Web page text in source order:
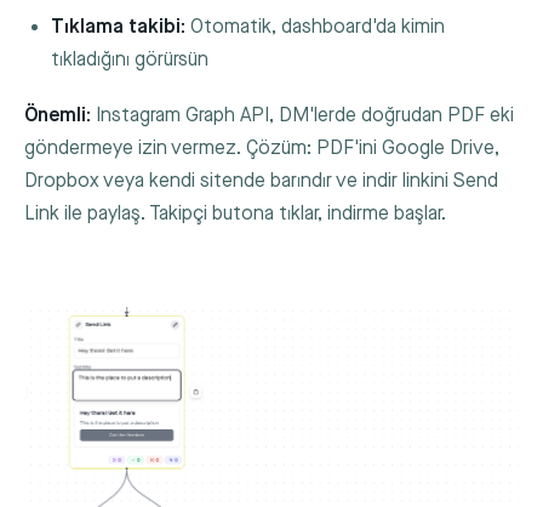
Tıklama takibi: Otomatik, dashboard'da kimin
tıkladığını görürsün
Önemli: Instagram Graph API, DM'lerde doğrudan PDF eki
göndermeye izin vermez. Çözüm: PDF'ini Google Drive,
Dropbox veya kendi sitende barındır ve indir linkini Send
Link ile paylaş. Takipçi butona tıklar, indirme başlar.